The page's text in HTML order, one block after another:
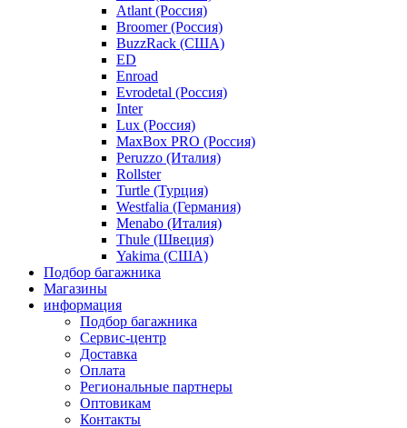
Atlant (Россия)
Broomer (Россия)
BuzzRack (США)
ED
Enroad
Evrodetal (Россия)
Inter
Lux (Россия)
MaxBox PRO (Россия)
Peruzzo (Италия)
Rollster
Turtle (Турция)
Westfalia (Германия)
Menabo (Италия)
Thule (Швеция)
Yakima (США)
Подбор багажника
Магазины
информация
Подбор багажника
Сервис-центр
Доставка
Оплата
Региональные партнеры
Оптовикам
Контакты